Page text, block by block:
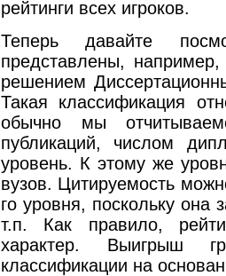
рейтинги всех игроков.
Теперь давайте
представлены,
решением
Такая классификация
обычно мы
публикаций, числом
уровень. К этому же
вузов. Цитируемость
го уровня, поскольку она
т.п. Как правило,
характер. Выигрыш
классификации на